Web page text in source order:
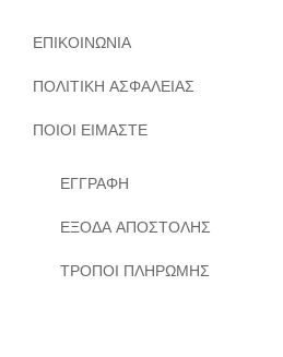
ΕΠΙΚΟΙΝΩΝΙΑ
ΠΟΛΙΤΙΚΗ ΑΣΦΑΛΕΙΑΣ
ΠΟΙΟΙ ΕΙΜΑΣΤΕ
ΕΓΓΡΑΦΗ
ΕΞΟΔΑ ΑΠΟΣΤΟΛΗΣ
ΤΡΟΠΟΙ ΠΛΗΡΩΜΗΣ